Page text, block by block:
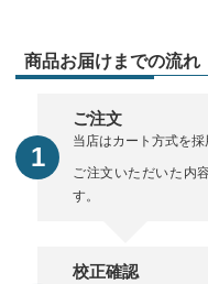
商品お届けまでの流れ
ご注文
当店はカート方式を採
ご注文いただいた内
す。
校正確認